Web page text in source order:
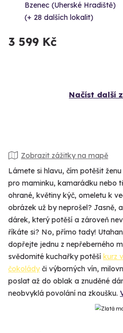
Bzenec (Uherské Hradiště)
(+ 28 dalších lokalit)
3 599 Kč
Načíst další
Zobrazit zážitky na mapě
Lámete si hlavu, čím potěšit
pro maminku, kamarádku nebo
ohrané, květiny kýč, omeletu k
obrázek už by neprošel? Jasně,
dárek, který potěší a zároveň
říkáte si? No, přímo tady!
dopřejte jednu z nepřeberného
svědomité kuchařky potěší kurz
čokolády či výborných vín,
poslat až do oblak a znuděné
neobvyklá povolání na zkoušku.